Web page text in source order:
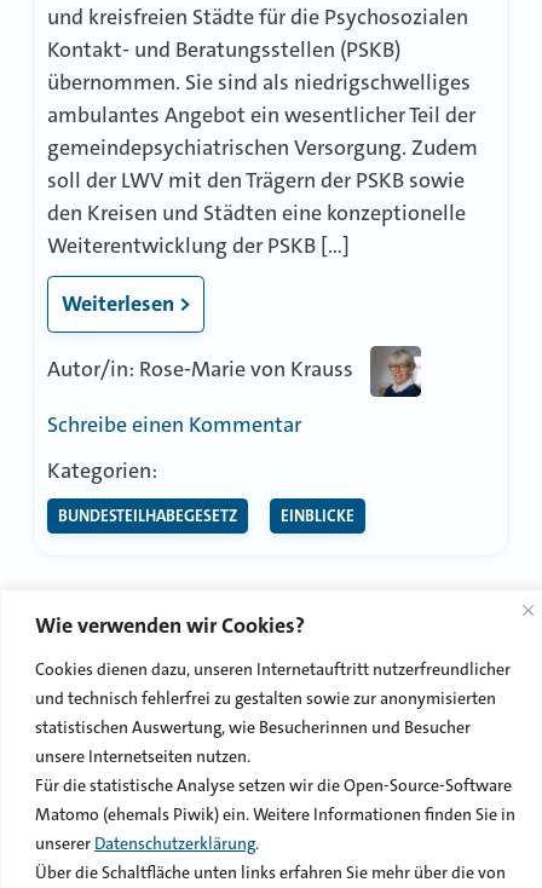
Wie verwenden wir Cookies?
Cookies dienen dazu, unseren Internetauftritt nutzerfreundlicher
und technisch fehlerfrei zu gestalten sowie zur anonymisierten
statistischen Auswertung, wie Besucherinnen und Besucher
unsere Internetseiten nutzen.
Für die statistische Analyse setzen wir die Open-Source-Software
Matomo (ehemals Piwik) ein. Weitere Informationen finden Sie in
unserer Datenschutzerklärung.
Über die Schaltfläche unten links erfahren Sie mehr über die von
und kreisfreien Städte für die Psychosozialen
Kontakt- und Beratungsstellen (PSKB)
übernommen. Sie sind als niedrigschwelliges
ambulantes Angebot ein wesentlicher Teil der
gemeindepsychiatrischen Versorgung. Zudem
soll der LWV mit den Trägern der PSKB sowie
den Kreisen und Städten eine konzeptionelle
Weiterentwicklung der PSKB […]
Weiterlesen >
Autor/in: Rose-Marie von Krauss
Schreibe einen Kommentarzu
komplette
PSKB
Kategorien:
BUNDESTEILHABEGESETZ EINBLICKE
© 2026 LWVblog
Impressum Datenschutzerklärung
Netiquette
Kontakt